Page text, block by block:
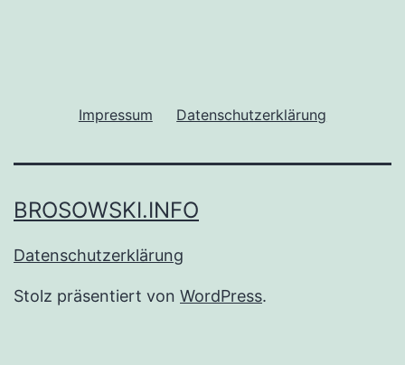
Impressum Datenschutzerklärung
BROSOWSKI.INFO
Datenschutzerklärung
Stolz präsentiert von WordPress.